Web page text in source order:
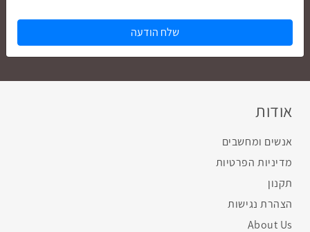
אודות
אנשים ומחשבים
מדיניות הפרטיות
תקנון
הצהרת נגישות
About Us